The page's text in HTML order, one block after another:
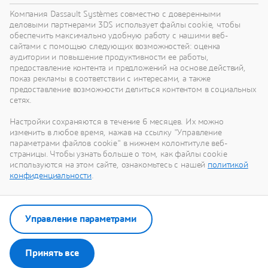
реализации радикально новых устойчивых
инноваций.
Перейти к устойчивому развитию
Наши последние новости
Смотрите все пресс-релизы и материалы для
СМИ от Dassault Systèmes.
Перейти в отдел новостей
Компания Dassault Systèmes совместно с доверенными
деловыми партнерами 3DS использует файлы cookie, чтобы
обеспечить максимально удобную работу с нашими веб-
сайтами с помощью следующих возможностей: оценка
аудитории и повышение продуктивности ее работы,
предоставление контента и предложений на основе действий,
показ рекламы в соответствии с интересами, а также
предоставление возможности делиться контентом в социальных
сетях.
Настройки сохраняются в течение 6 месяцев. Их можно
изменить в любое время, нажав на ссылку "Управление
параметрами файлов cookie" в нижнем колонтитуле веб-
страницы. Чтобы узнать больше о том, как файлы cookie
используются на этом сайте, ознакомьтесь с нашей политикой
конфиденциальности.
Принять все
Управление параметрами